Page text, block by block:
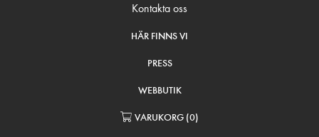
Kontakta oss
HÄR FINNS VI
PRESS
WEBBUTIK
VARUKORG (0)